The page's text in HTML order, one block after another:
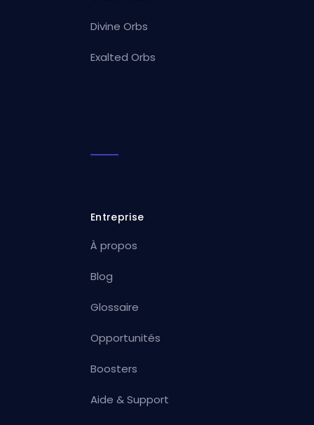
Divine Orbs
Exalted Orbs
Entreprise
À propos
Blog
Glossaire
Opportunités
Boosters
Aide & Support